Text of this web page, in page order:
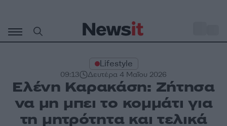
περιεχόμενο
Lifestyle
09:13 Δευτέρα 4 Μαΐου 2026
Ελένη Καρακάση: Ζήτησα
να μη μπει το κομμάτι για
τη μητρότητα και τελικά